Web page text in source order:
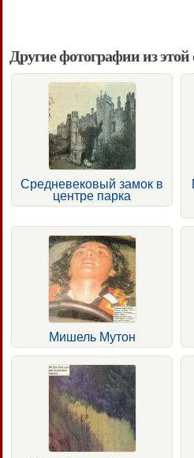
Другие фотографии из этой
Средневековый замок в
центре парка
Мишель Мутон